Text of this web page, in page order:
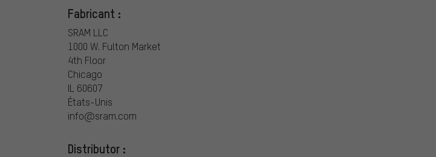
Fabricant :
SRAM LLC
1000 W. Fulton Market
4th Floor
Chicago
IL 60607
États-Unis
info@sram.com
Distributor :